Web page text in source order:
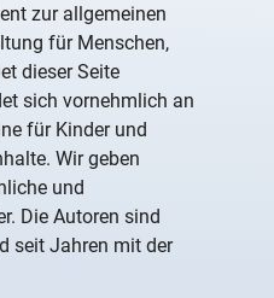
zur allgemeinen
für Menschen,
dieser Seite
sich vornehmlich an
für Kinder und
Wir geben
und
Die Autoren sind
seit Jahren mit der